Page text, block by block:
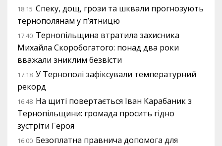
18:15 Спеку, дощ, грози та шквали прогнозують
тернополянам у п’ятницю
17:40 Тернопільщина втратила захисника
Михайла Скоробогатого: понад два роки
вважали зниклим безвісти
17:18 У Тернополі зафіксували температурний
рекорд
16:48 На щиті повертається Іван Карабаник з
Тернопільщини: громада просить гідно
зустріти Героя
16:00 Безоплатна правнича допомога для